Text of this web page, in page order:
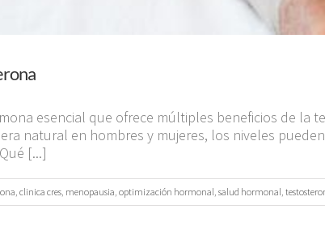
esencial que ofrece múltiples beneficios de
natural en hombres y mujeres, los niveles
[...]
, clinica cres, menopausia, optimización hormonal, salud hormonal,